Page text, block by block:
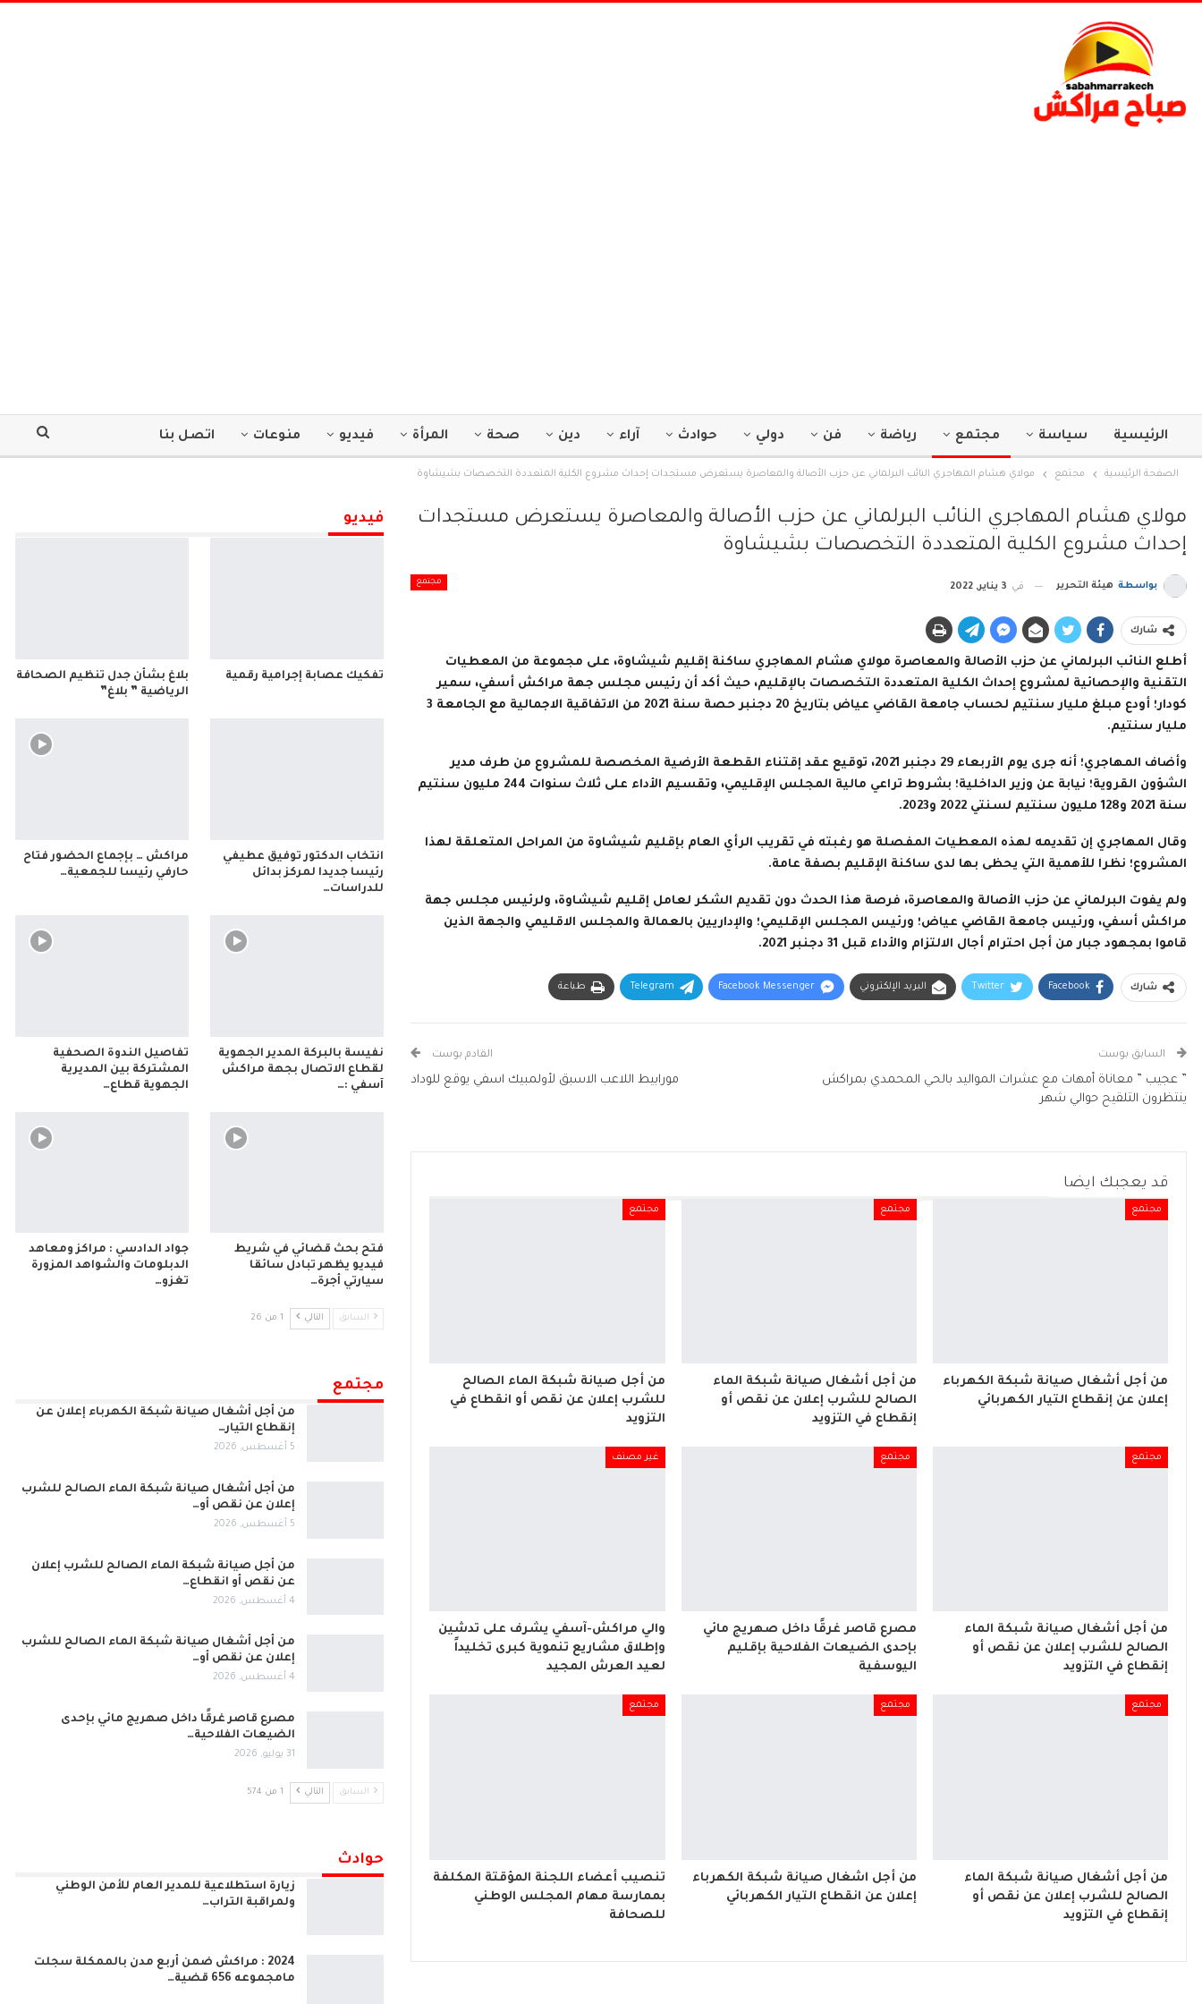
الرئيسية سياسة مجتمع رياضة فن دولي حوادث آراء دين صحة المرأة فيديو منوعات اتصل بنا
الصفحة الرئيسية مجتمع مولاي هشام المهاجري النائب البرلماني عن حزب الأصالة والمعاصرة يستعرض مستجدات إحداث مشروع الكلية المتعددة التخصصات بشيشاوة
مولاي هشام المهاجري النائب البرلماني عن حزب الأصالة والمعاصرة يستعرض مستجدات
إحداث مشروع الكلية المتعددة التخصصات بشيشاوة
مجتمع بواسطة هيئة التحرير في 3 يناير, 2022
شارك
أطلع النائب البرلماني عن حزب الأصالة والمعاصرة مولاي هشام المهاجري ساكنة إقليم شيشاوة، على مجموعة من المعطيات
التقنية والإحصائية لمشروع إحداث الكلية المتعددة التخصصات بالإقليم، حيث أكد أن رئيس مجلس جهة مراكش أسفي، سمير
كودار؛ أودع مبلغ مليار سنتيم لحساب جامعة القاضي عياض بتاريخ 20 دجنبر حصة سنة 2021 من الاتفاقية الاجمالية مع الجامعة 3
مليار سنتيم.
وأضاف المهاجري؛ أنه جرى يوم الأربعاء 29 دجنبر 2021، توقيع عقد إقتناء القطعة الأرضية المخصصة للمشروع من طرف مدير
الشؤون القروية؛ نيابة عن وزير الداخلية؛ بشروط تراعي مالية المجلس الإقليمي، وتقسيم الأداء على ثلاث سنوات 244 مليون سنتيم
سنة 2021 و128 مليون سنتيم لسنتي 2022 و2023.
وقال المهاجري إن تقديمه لهذه المعطيات المفصلة هو رغبته في تقريب الرأي العام بإقليم شيشاوة من المراحل المتعلقة لهذا
المشروع؛ نظرا للأهمية التي يحظى بها لدى ساكنة الإقليم بصفة عامة.
ولم يفوت البرلماني عن حزب الأصالة والمعاصرة، فرصة هذا الحدث دون تقديم الشكر لعامل إقليم شيشاوة، ولرئيس مجلس جهة
مراكش أسفي، ورئيس جامعة القاضي عياض؛ ورئيس المجلس الإقليمي؛ والإداريين بالعمالة والمجلس الاقليمي والجهة الذين
قاموا بمجهود جبار من أجل احترام أجال الالتزام والأداء قبل 31 دجنبر 2021.
شارك Facebook
Twitter البريد الإلكتروني Facebook Messenger
Telegram طباعة
السابق بوست
” عجيب ” معاناة أمهات مع عشرات المواليد بالحي المحمدي بمراكش
ينتظرون التلقيح حوالي شهر
القادم بوست
مورابيط اللاعب الاسبق لأولمبيك اسفي يوقع للوداد
قد يعجبك ايضا
مجتمع
من أجل أشغال صيانة شبكة الكهرباء
إعلان عن إنقطاع التيار الكهربائي
مجتمع
من أجل أشغال صيانة شبكة الماء
الصالح للشرب إعلان عن نقص أو
إنقطاع في التزويد
مجتمع
من أجل صيانة شبكة الماء الصالح
للشرب إعلان عن نقص أو انقطاع في
التزويد
مجتمع
من أجل أشغال صيانة شبكة الماء
الصالح للشرب إعلان عن نقص أو
إنقطاع في التزويد
مجتمع
مصرع قاصر غرقًا داخل صهريج مائي
بإحدى الضيعات الفلاحية بإقليم
اليوسفية
غير مصنف
والي مراكش-آسفي يشرف على تدشين
وإطلاق مشاريع تنموية كبرى تخليداً
لعيد العرش المجيد
مجتمع
من أجل أشغال صيانة شبكة الماء
الصالح للشرب إعلان عن نقص أو
إنقطاع في التزويد
مجتمع
من أجل اشغال صيانة شبكة الكهرباء
إعلان عن انقطاع التيار الكهربائي
مجتمع
تنصيب أعضاء اللجنة المؤقتة المكلفة
بممارسة مهام المجلس الوطني
للصحافة
فيديو
تفكيك عصابة إجرامية رقمية
بلاغ بشأن جدل تنظيم الصحافة
الرياضية ” بلاغ”
انتخاب الدكتور توفيق عطيفي
رئيسا جديدا لمركز بدائل
للدراسات…
مراكش … بإجماع الحضور فتاح
حارفي رئيسا للجمعية…
نفيسة بالبركة المدير الجهوية
لقطاع الاتصال بجهة مراكش
آسفي :…
تفاصيل الندوة الصحفية
المشتركة بين المديرية
الجهوية قطاع…
فتح بحث قضائي في شريط
فيديو يظهر تبادل سائقا
سيارتي أجرة…
جواد الدادسي : مراكز ومعاهد
الدبلومات والشواهد المزورة
تغزو…
السابق التالي 1 من 26
مجتمع
من أجل أشغال صيانة شبكة الكهرباء إعلان عن
إنقطاع التيار…
5 أغسطس, 2026
من أجل أشغال صيانة شبكة الماء الصالح للشرب
إعلان عن نقص أو…
5 أغسطس, 2026
من أجل صيانة شبكة الماء الصالح للشرب إعلان
عن نقص أو انقطاع…
4 أغسطس, 2026
من أجل أشغال صيانة شبكة الماء الصالح للشرب
إعلان عن نقص أو…
4 أغسطس, 2026
مصرع قاصر غرقًا داخل صهريج مائي بإحدى
الضيعات الفلاحية…
31 يوليو, 2026
السابق التالي 1 من 574
حوادث
زيارة استطلاعية للمدير العام للأمن الوطني
ولمراقبة التراب…
2024 : مراكش ضمن أربع مدن بالممكلة سجلت
مامجموعه 656 قضية…